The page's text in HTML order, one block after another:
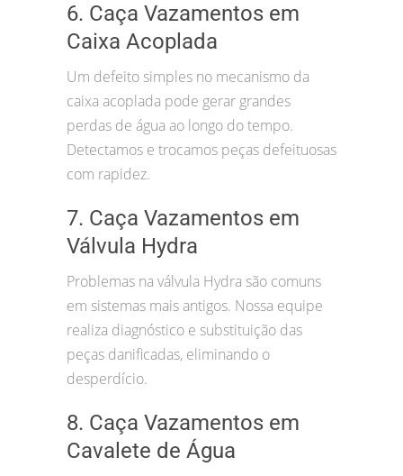
6. Caça Vazamentos em
Caixa Acoplada
Um defeito simples no mecanismo da
caixa acoplada pode gerar grandes
perdas de água ao longo do tempo.
Detectamos e trocamos peças defeituosas
com rapidez.
7. Caça Vazamentos em
Válvula Hydra
Problemas na válvula Hydra são comuns
em sistemas mais antigos. Nossa equipe
realiza diagnóstico e substituição das
peças danificadas, eliminando o
desperdício.
8. Caça Vazamentos em
Cavalete de Água